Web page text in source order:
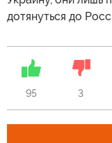
дотянуться до
95 3